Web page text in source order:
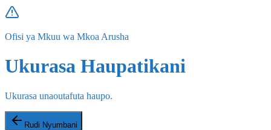
Ofisi ya Mkuu wa Mkoa Arusha
Ukurasa Haupatikani
Ukurasa unaoutafuta haupo.
Rudi Nyumbani